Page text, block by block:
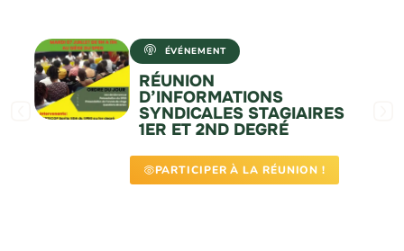
ÉVÉNEMENT
RÉUNION
D’INFORMATIONS
SYNDICALES STAGIAIRES
1ER ET 2ND DEGRÉ
PARTICIPER À LA RÉUNION !